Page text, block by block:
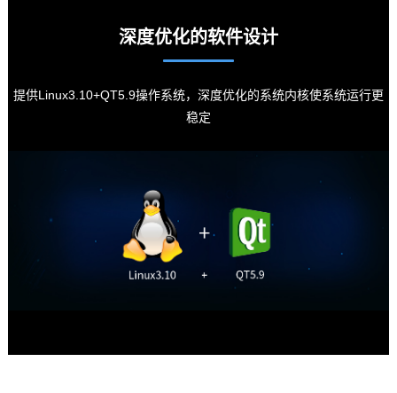
深度优化的软件设计
提供Linux3.10+QT5.9操作系统，深度优化的系统内核使系统运行更
稳定